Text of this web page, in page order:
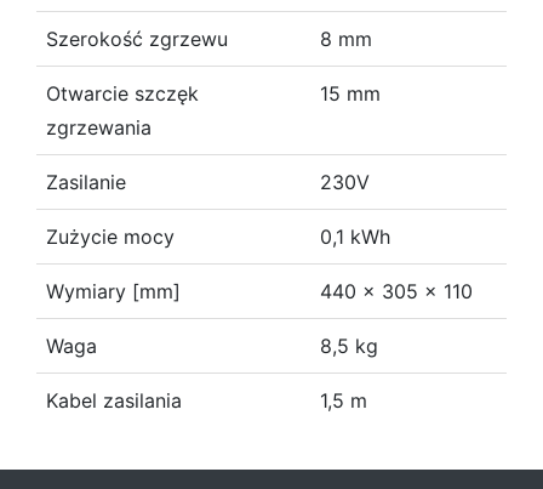
Szerokość zgrzewu 8 mm
Otwarcie szczęk
zgrzewania
15 mm
Zasilanie 230V
Zużycie mocy 0,1 kWh
Wymiary [mm] 440 x 305 x 110
Waga 8,5 kg
Kabel zasilania 1,5 m